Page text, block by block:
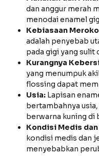
dan anggur merah
menodai enamel
Kebiasaan
adalah penyebab
pada gigi yang sulit
Kurangnya
yang menumpuk
flossing dapat
Usia: Lapisan
bertambahnya
berwarna kuning di
Kondisi Medis
kondisi medis dan
menyebabkan